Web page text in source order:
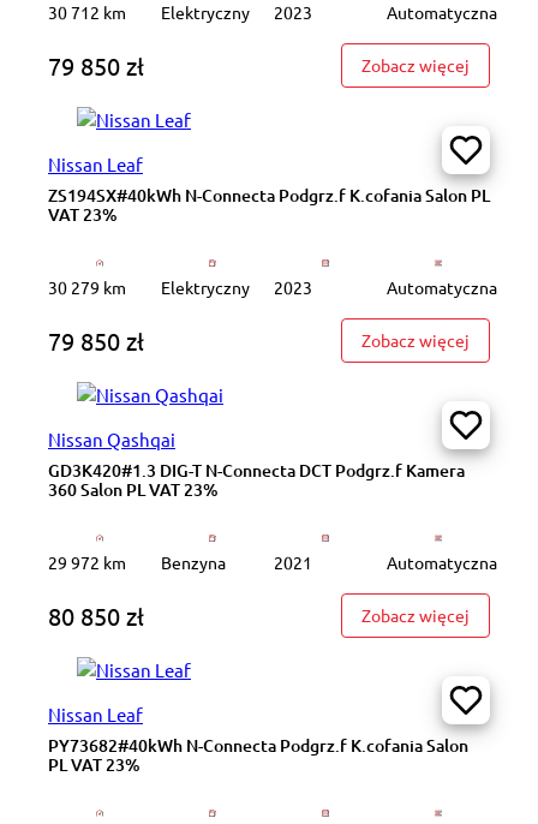
30 712 km Elektryczny 2023 Automatyczna
79 850 zł Zobacz więcej
Nissan Leaf
ZS194SX#40kWh N-Connecta Podgrz.f K.cofania Salon PL
VAT 23%
30 279 km Elektryczny 2023 Automatyczna
79 850 zł Zobacz więcej
Nissan Qashqai
GD3K420#1.3 DIG-T N-Connecta DCT Podgrz.f Kamera
360 Salon PL VAT 23%
29 972 km Benzyna 2021 Automatyczna
80 850 zł Zobacz więcej
Nissan Leaf
PY73682#40kWh N-Connecta Podgrz.f K.cofania Salon
PL VAT 23%